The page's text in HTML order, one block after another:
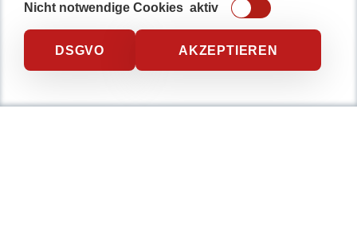
Nicht notwendige Cookies aktiv
DSGVO AKZEPTIEREN